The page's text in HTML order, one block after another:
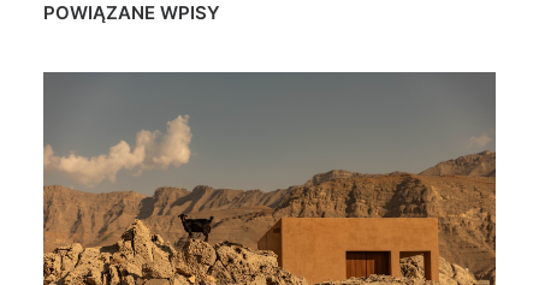
POWIĄZANE WPISY